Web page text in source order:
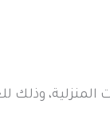
وذلك